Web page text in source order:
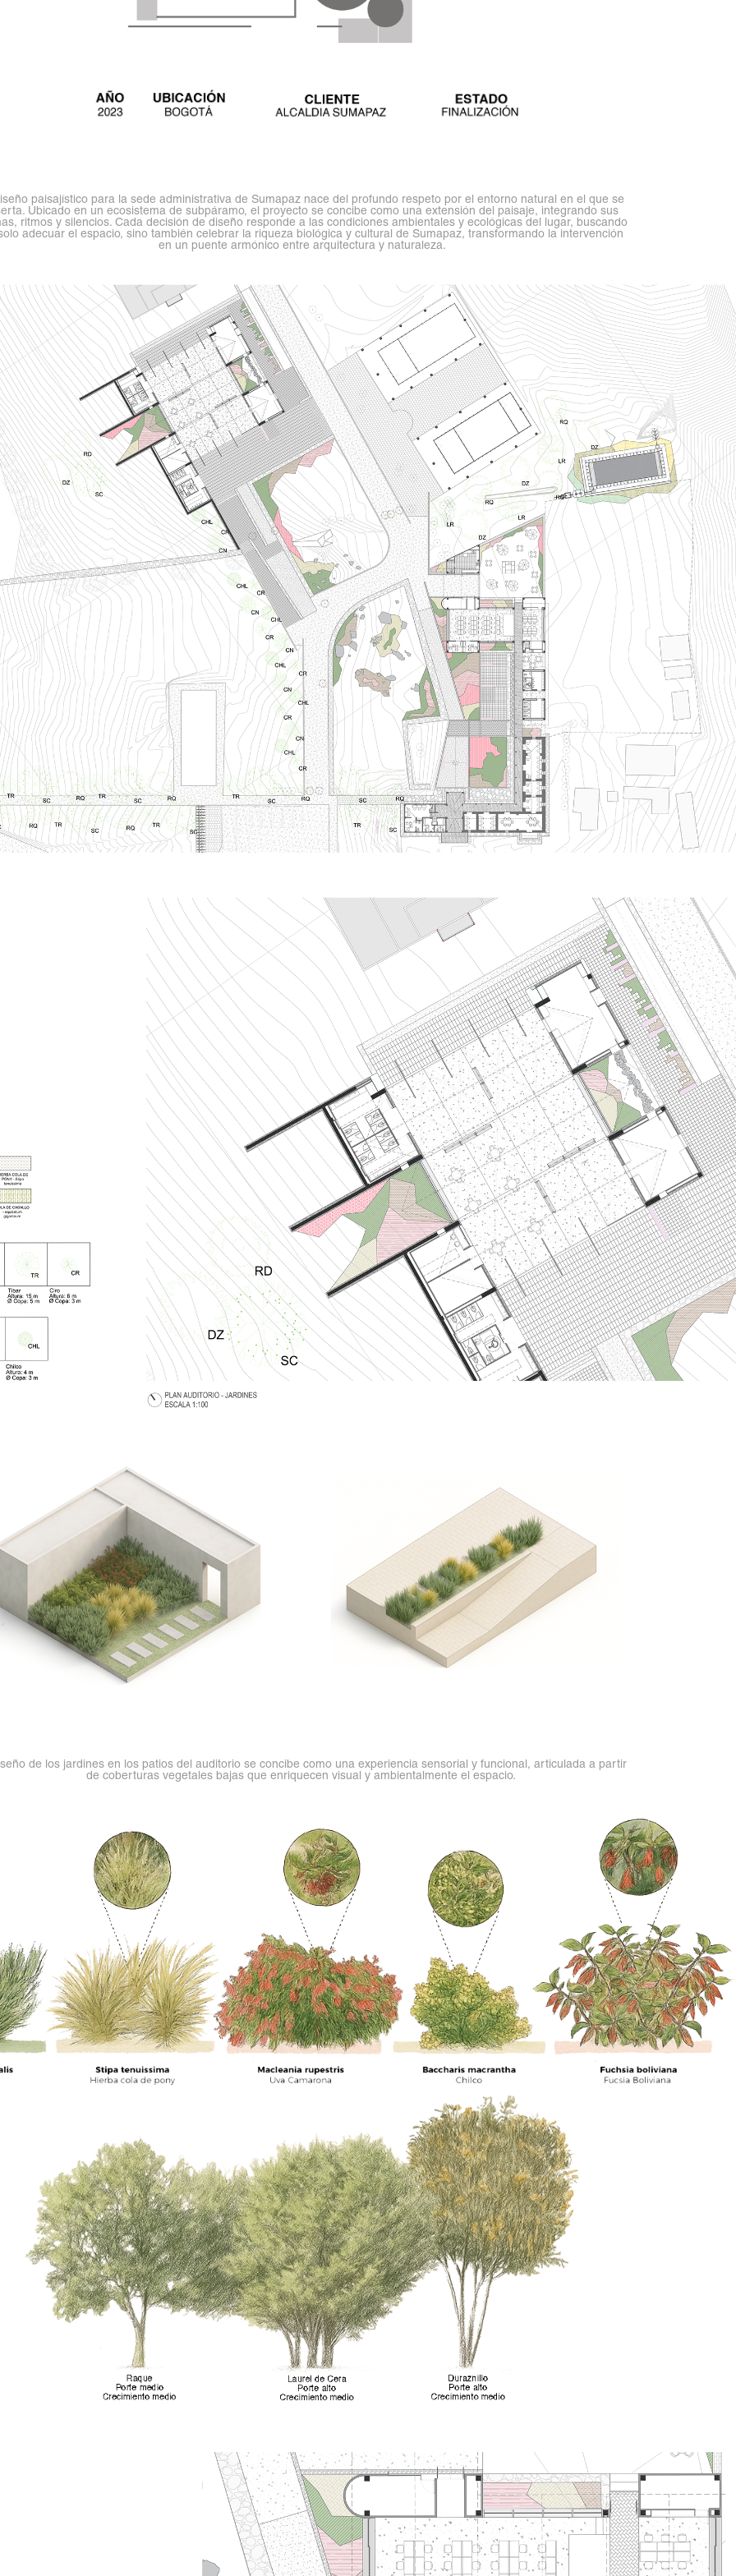
paisajístico para la sede administrativa de Sumapaz nace del profundo respeto por el entorno natural en el que se
Ubicado en un ecosistema de subpáramo, el proyecto se concibe como una extensión del paisaje, integrando sus
ritmos y silencios. Cada decisión de diseño responde a las condiciones ambientales y ecológicas del lugar, buscando
adecuar el espacio, sino también celebrar la riqueza biológica y cultural de Sumapaz, transformando la intervención
en un puente armónico entre arquitectura y naturaleza.
de los jardines en los patios del auditorio se concibe como una experiencia sensorial y funcional, articulada a partir
de coberturas vegetales bajas que enriquecen visual y ambientalmente el espacio.